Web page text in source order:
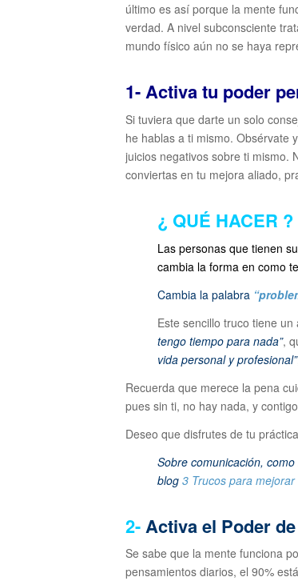
último es así porque la mente
verdad. A nivel subconsciente
mundo físico aún no se haya
1- Activa tu poder
Si tuviera que darte un solo
he hablas a ti mismo. Obsérvate
juicios negativos sobre ti mismo.
conviertas en tu mejora aliado,
¿ QUÉ HACER ?
Las personas que tienen
cambia la forma en como
Cambia la palabra
Este sencillo truco tiene
tengo tiempo para nada”,
vida personal y profesional”
Recuerda que merece la pena
pues sin ti, no hay nada, y
Deseo que disfrutes de tu
Sobre comunicación,
blog 3 Trucos para
2-Activa el Poder
Se sabe que la mente funciona
pensamientos diarios, el 90%